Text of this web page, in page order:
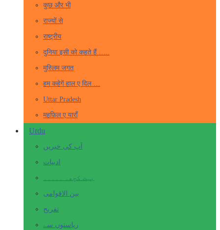
कुछ और भी
राज्यों से
राष्ट्रीय
दुनिया इसी को कहते हैं …..
मुस्लिम जगत
हम कहेगें हाल ए दिल …
Uttar Pradesh
महफ़िल ए याराँ
Urdu
آپ کی خبریں
ادبیات
بہت کچھ۔ ۔۔۔۔۔
بین الاقوامی
تفریح
ریاستوں سے